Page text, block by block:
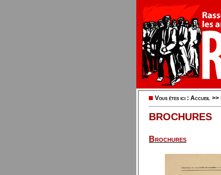
Vous êtes ici : Accueil >>
BROCHURES
Brochures